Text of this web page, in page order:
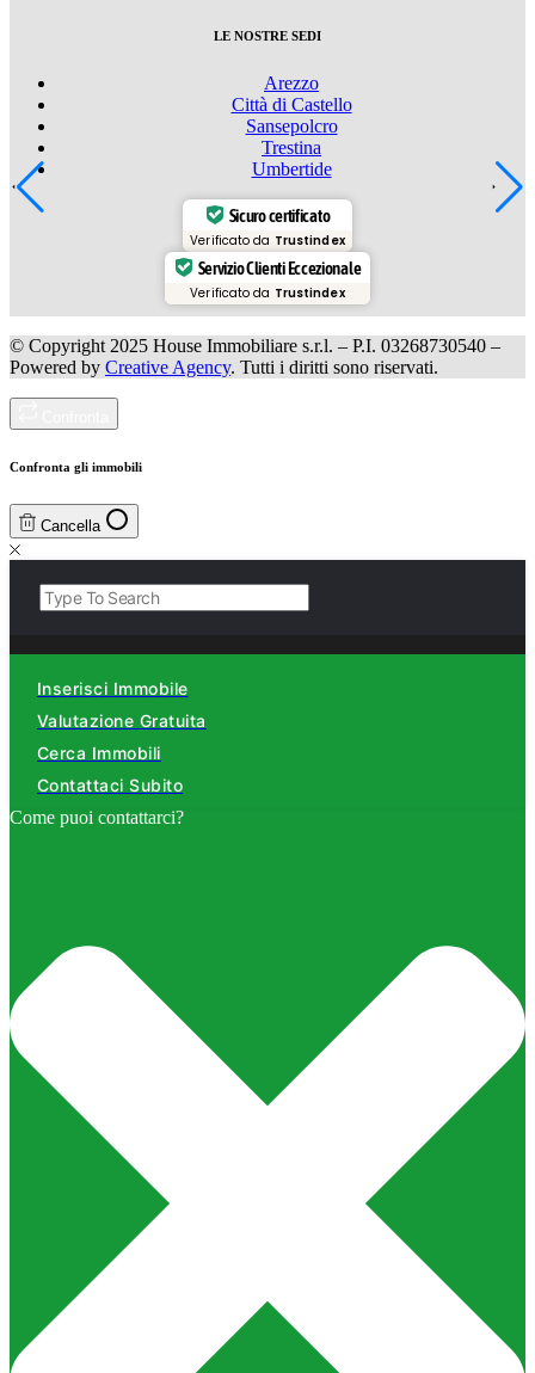
LE NOSTRE SEDI
Arezzo
Città di Castello
Sansepolcro
Trestina
Umbertide
Sicuro certificato
Verificato da Trustindex
Servizio Clienti Eccezionale
Verificato da Trustindex
© Copyright 2025 House Immobiliare s.r.l. – P.I. 03268730540 –
Powered by Creative Agency. Tutti i diritti sono riservati.
Confronta gli immobili
Cancella
Inserisci Immobile
Valutazione Gratuita
Cerca Immobili
Contattaci Subito
Come puoi contattarci?